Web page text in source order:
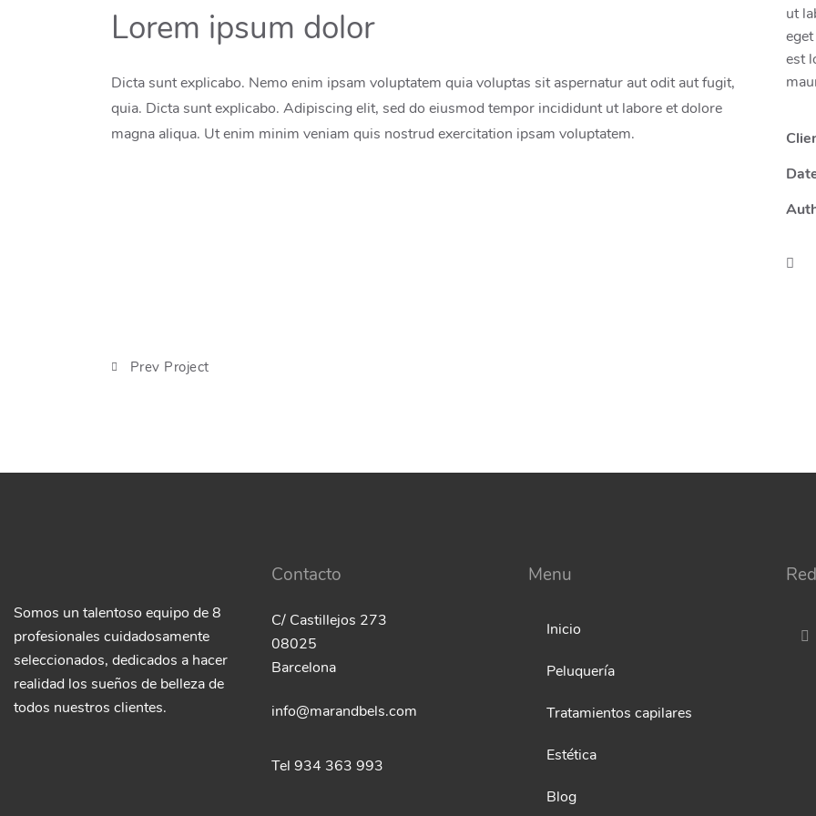
Lorem ipsum dolor
Dicta sunt explicabo. Nemo enim ipsam voluptatem quia voluptas sit aspernatur aut odit aut fugit,
quia. Dicta sunt explicabo. Adipiscing elit, sed do eiusmod tempor incididunt ut labore et dolore
magna aliqua. Ut enim minim veniam quis nostrud exercitation ipsam voluptatem.
ut
est
Prev Project
Somos un talentoso equipo de 8
profesionales cuidadosamente
seleccionados, dedicados a hacer
realidad los sueños de belleza de
todos nuestros clientes.
Contacto
C/ Castillejos 273
08025
Barcelona
info@marandbels.com
Tel 934 363 993
Menu
Inicio
Peluquería
Tratamientos capilares
Estética
Blog